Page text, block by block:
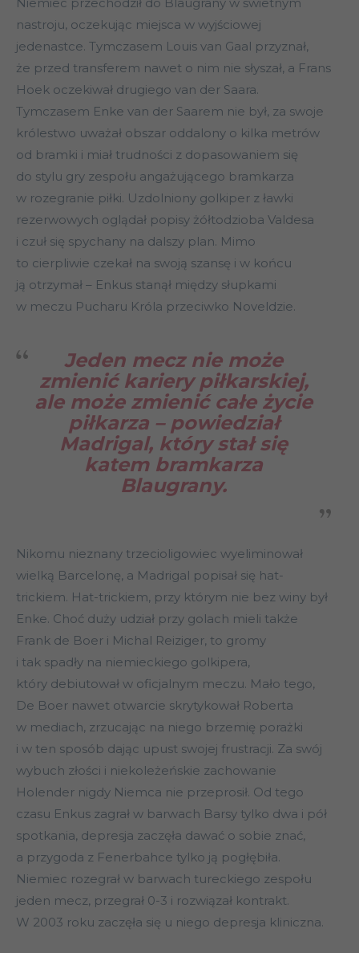
nastroju, oczekując miejsca w wyjściowej
jedenastce. Tymczasem Louis van Gaal przyznał,
że przed transferem nawet o nim nie słyszał, a Frans
Hoek oczekiwał drugiego van der Saara.
Tymczasem Enke van der Saarem nie był, za swoje
królestwo uważał obszar oddalony o kilka metrów
od bramki i miał trudności z dopasowaniem się
do stylu gry zespołu angażującego bramkarza
w rozegranie piłki. Uzdolniony golkiper z ławki
rezerwowych oglądał popisy żółtodzioba Valdesa
i czuł się spychany na dalszy plan. Mimo
to cierpliwie czekał na swoją szansę i w końcu
ją otrzymał – Enkus stanął między słupkami
w meczu Pucharu Króla przeciwko Noveldzie.
Jeden mecz nie może
zmienić kariery piłkarskiej,
ale może zmienić całe życie
piłkarza – powiedział
Madrigal, który stał się
katem bramkarza
Blaugrany.
Nikomu nieznany trzecioligowiec wyeliminował
wielką Barcelonę, a Madrigal popisał się hat-
trickiem. Hat-trickiem, przy którym nie bez winy był
Enke. Choć duży udział przy golach mieli także
Frank de Boer i Michal Reiziger, to gromy
i tak spadły na niemieckiego golkipera,
który debiutował w oficjalnym meczu. Mało tego,
De Boer nawet otwarcie skrytykował Roberta
w mediach, zrzucając na niego brzemię porażki
i w ten sposób dając upust swojej frustracji. Za swój
wybuch złości i niekoleżeńskie zachowanie
Holender nigdy Niemca nie przeprosił. Od tego
czasu Enkus zagrał w barwach Barsy tylko dwa i pół
spotkania, depresja zaczęła dawać o sobie znać,
a przygoda z Fenerbahce tylko ją pogłębiła.
Niemiec rozegrał w barwach tureckiego zespołu
jeden mecz, przegrał 0-3 i rozwiązał kontrakt.
W 2003 roku zaczęła się u niego depresja kliniczna.